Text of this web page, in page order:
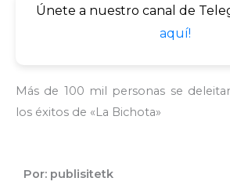
Únete a nuestro canal de
aquí!
Más de 100 mil personas se
los éxitos de «La Bichota»
Por: publisitetk